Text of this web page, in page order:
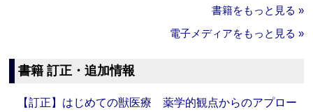
書籍をもっと見る »
電子メディアをもっと見る »
書籍 訂正・追加情報
【訂正】はじめての獣医療 薬学的観点からのアプロー